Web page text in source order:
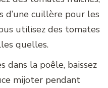
d’une cuillère pour les
utilisez des tomates
quelles.
dans la poêle, baissez
mijoter pendant